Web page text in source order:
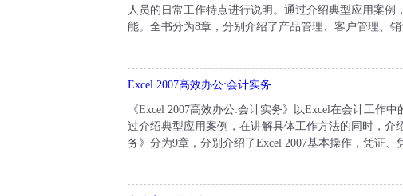
人员的日常工作特点进行说明。通过介绍典型应用案例
能。全书分为8章，分别介绍了产品管理、客户管理、
Excel 2007高效办公:会计实务
《Excel 2007高效办公:会计实务》以Excel在会计工作
过介绍典型应用案例，在讲解具体工作方法的同时，介
务》分为9章，分别介绍了Excel 2007基本操作，凭证